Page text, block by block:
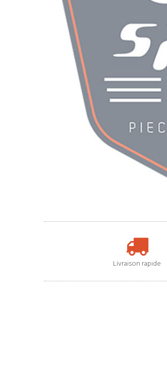
Livraison rapide